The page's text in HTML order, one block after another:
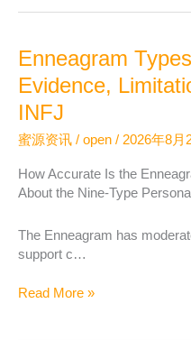
Starting
Point:
Common
Myths
Explained
Enneagram
Evidence,
INFJ
蜜源资讯 / open / 2026年8月
How Accurate Is the
About the Nine-Type
The Enneagram has
support c…
Enneagram
Read More »